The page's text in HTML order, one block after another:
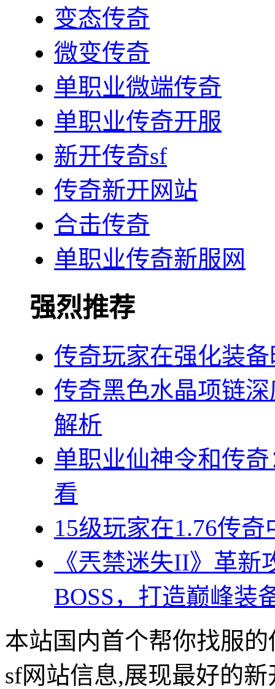
变态传奇
微变传奇
单职业微端传奇
单职业传奇开服
新开传奇sf
传奇新开网站
合击传奇
单职业传奇新服网
强烈推荐
传奇玩家在强化装
传奇黑色水晶项链
解析
单职业仙神令和传
看
15级玩家在1.76传
《兲禁迷失II》革
BOSS，打造巅峰装
本站国内首个帮你找服
sf网站信息,展现最好的